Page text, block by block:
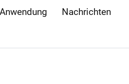
Anwendung Nachrichten